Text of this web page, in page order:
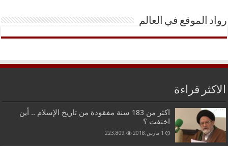
رواد الموقع في العالم
الاكثر قراءة
اكثر من 183 سنة مفقودة من تاريخ الإسلام .. أين
اختفت ؟
1 مارس,2018 223,809